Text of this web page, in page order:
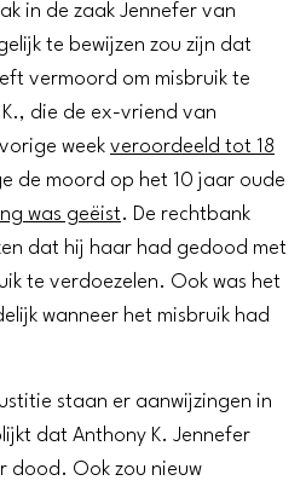
in de zaak Jennefer van
te bewijzen zou zijn dat
vermoord om misbruik te
die de ex-vriend van
week veroordeeld tot 18
de moord op het 10 jaar oude
was geëist. De rechtbank
dat hij haar had gedood met
te verdoezelen. Ook was het
wanneer het misbruik had
staan er aanwijzingen in
dat Anthony K. Jennefer
dood. Ook zou nieuw